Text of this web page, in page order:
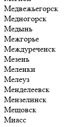
Медвежьегорск
Медногорск
Медынь
Межгорье
Междуреченск
Мезень
Меленки
Мелеуз
Менделеевск
Мензелинск
Мещовск
Миасс